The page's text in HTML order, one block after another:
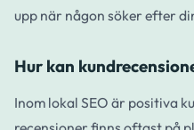
upp när någon söker efter
Hur kan
Inom lokal SEO är positiva